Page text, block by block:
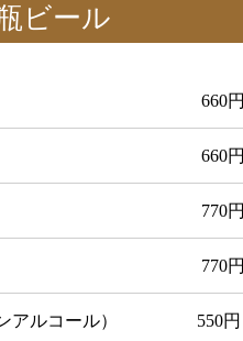
ビール
ビール 660円
ライ 660円
770円
モルツ 770円
ノンアルコール） 550円